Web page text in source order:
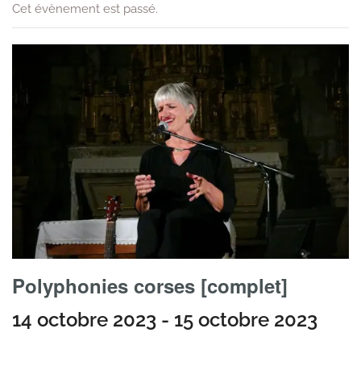
Cet évènement est passé.
Polyphonies corses [complet]
14 octobre 2023 - 15 octobre 2023